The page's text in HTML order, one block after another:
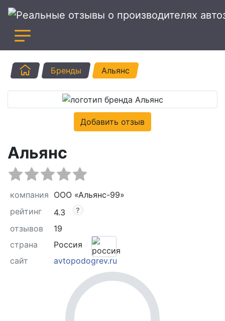
ГлавнаяБренды Альянс
Добавить отзыв
Альянс
компания ООО «Альянс-99»
рейтинг
4.3
отзывов
19
страна
Россия
сайт
avtopodogrev.ru